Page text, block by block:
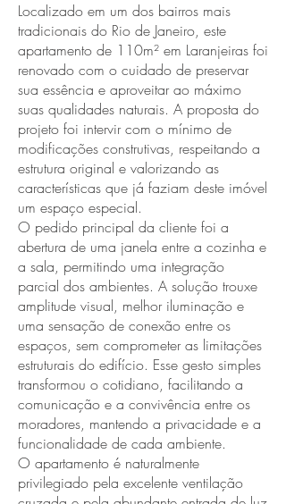
Localizado em um dos bairros mais
tradicionais do Rio de Janeiro, este
apartamento de 110m² em Laranjeiras foi
renovado com o cuidado de preservar
sua essência e aproveitar ao máximo
suas qualidades naturais. A proposta do
projeto foi intervir com o mínimo de
modificações construtivas, respeitando a
estrutura original e valorizando as
características que já faziam deste imóvel
um espaço especial.
O pedido principal da cliente foi a
abertura de uma janela entre a cozinha e
a sala, permitindo uma integração
parcial dos ambientes. A solução trouxe
amplitude visual, melhor iluminação e
uma sensação de conexão entre os
espaços, sem comprometer as limitações
estruturais do edifício. Esse gesto simples
transformou o cotidiano, facilitando a
comunicação e a convivência entre os
moradores, mantendo a privacidade e a
funcionalidade de cada ambiente.
O apartamento é naturalmente
privilegiado pela excelente ventilação